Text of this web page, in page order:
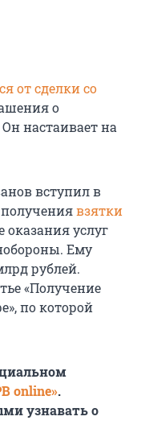
от сделки со
о
настаивает на
вступил в
взятки
оказания услуг
Ему
рублей.
«Получение
по которой
online».
узнавать о